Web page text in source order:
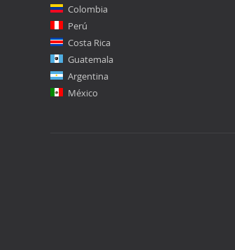
Colombia
Perú
Costa Rica
Guatemala
Argentina
México